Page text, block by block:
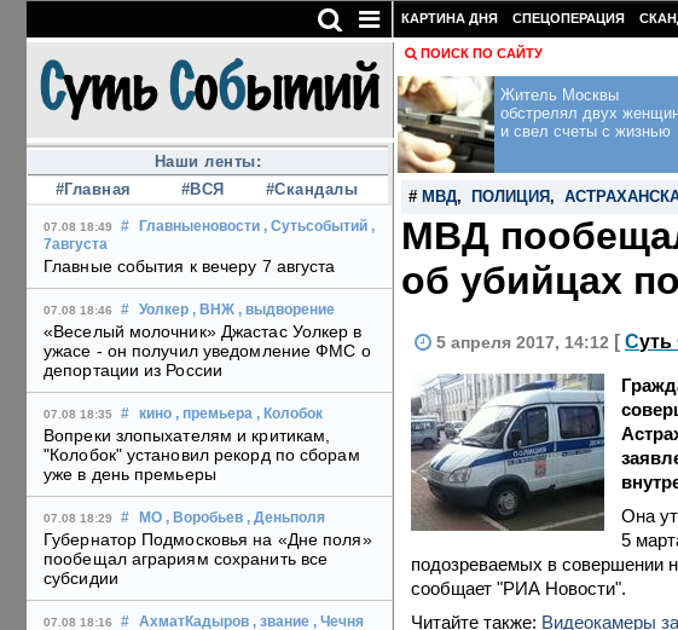
Наши ленты:
#Главная
#ВСЯ #Скандалы
07.08 18:49 # Главныеновости , Сутьсобытий ,
7августа
Главные события к вечеру 7 августа
07.08 18:46 # Уолкер , ВНЖ , выдворение
«Веселый молочник» Джастас Уолкер в
ужасе - он получил уведомление ФМС о
депортации из России
07.08 18:35 # кино , премьера , Колобок
Вопреки злопыхателям и критикам,
"Колобок" установил рекорд по сборам
уже в день премьеры
07.08 18:29 # МО , Воробьев , Деньполя
Губернатор Подмосковья на «Дне поля»
пообещал аграриям сохранить все
субсидии
07.08 18:16 # АхматКадыров , звание , Чечня
КАРТИНА ДНЯ СПЕЦОПЕРАЦИЯ
ПОИСК ПО САЙТУ
Житель Москвы
обстрелял двух
и свел счеты с жизнью
# МВД, ПОЛИЦИЯ ,
МВД
об убийцах
5 апреля 2017, 14:12 [ Суть
Она
5
подозреваемых в совершении
сообщает "РИА Новости".
Читайте также: Видеокамеры